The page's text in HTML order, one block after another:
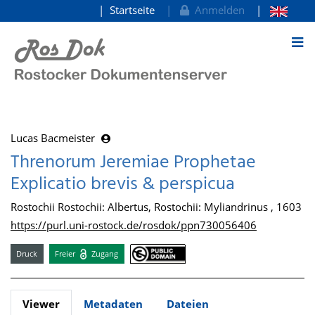
zum Inhalt
Startseite Anmelden
Lucas Bacmeister
Threnorum Jeremiae Prophetae
Explicatio brevis & perspicua
Rostochii Rostochii: Albertus, Rostochii: Myliandrinus , 1603
https://purl.uni-rostock.de/rosdok/ppn730056406
Druck Freier Zugang
Viewer Metadaten Dateien